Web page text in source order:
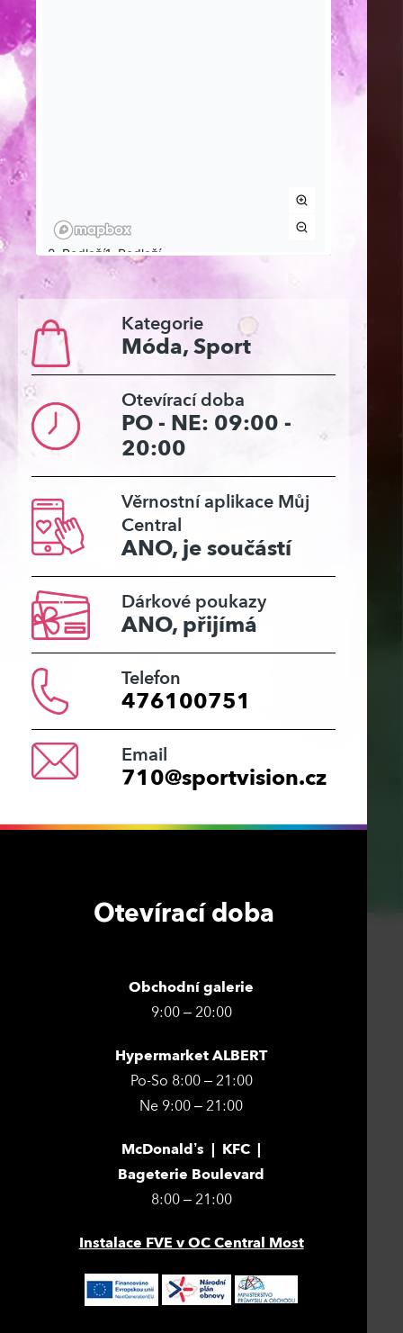
Kategorie
Móda, Sport
Otevírací doba
PO - NE: 09:00 -
20:00
Věrnostní aplikace Můj
Central
ANO, je součástí
Dárkové poukazy
ANO, přijímá
Telefon
476100751
Email
710@sportvision.cz
Otevírací doba
Obchodní galerie
9:00 – 20:00
Hypermarket ALBERT
Po-So 8:00 – 21:00
Ne 9:00 – 21:00
McDonald’s | KFC |
Bageterie Boulevard
8:00 – 21:00
Instalace FVE v OC Central Most